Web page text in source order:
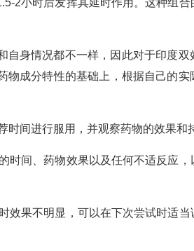
2小时后发挥其延时作用。这种组
身情况都不一样，因此对于印度双
物成分特性的基础上，根据自己的
间进行服用，并观察药物的效果和
时间、药物效果以及任何不适反应
效果不明显，可以在下次尝试时适